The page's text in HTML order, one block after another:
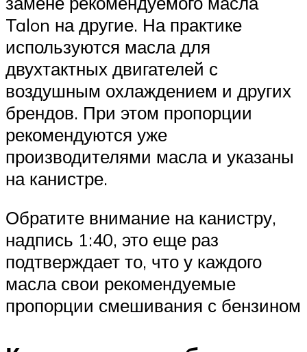
Talon на другие. На практике
используются масла для
двухтактных двигателей с
воздушным охлаждением и других
брендов. При этом пропорции
рекомендуются уже
производителями масла и указаны
на канистре.
Обратите внимание на канистру,
надпись 1:40, это еще раз
подтверждает то, что у каждого
масла свои рекомендуемые
пропорции смешивания с бензином